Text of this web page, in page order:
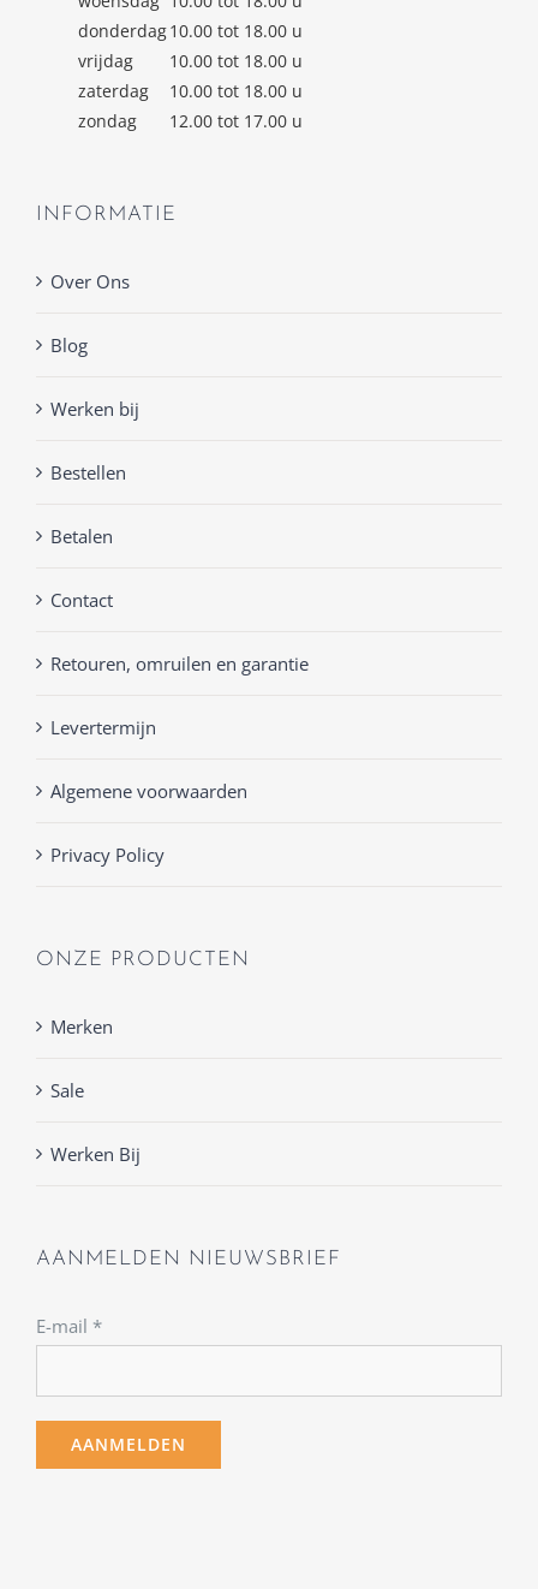
donderdag10.00 tot 18.00 u
vrijdag
10.00 tot 18.00 u
zaterdag
10.00 tot 18.00 u
zondag
12.00 tot 17.00 u
INFORMATIE
Over Ons
Blog
Werken bij
Bestellen
Betalen
Contact
Retouren, omruilen en garantie
Levertermijn
Algemene voorwaarden
Privacy Policy
ONZE PRODUCTEN
Merken
Sale
Werken Bij
AANMELDEN NIEUWSBRIEF
E-mail *